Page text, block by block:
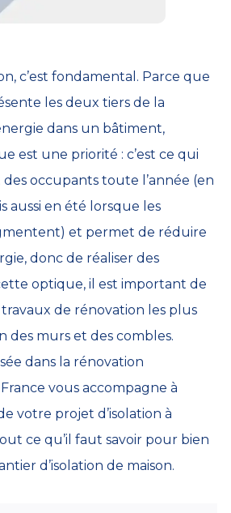
c’est fondamental. Parce que
les deux tiers de la
dans un bâtiment,
est une priorité : c’est ce qui
occupants toute l’année (en
aussi en été lorsque les
et permet de réduire
donc de réaliser des
optique, il est important de
travaux de rénovation les plus
des murs et des combles.
dans la rénovation
vous accompagne à
votre projet d’isolation à
ce qu’il faut savoir pour bien
d’isolation de maison.